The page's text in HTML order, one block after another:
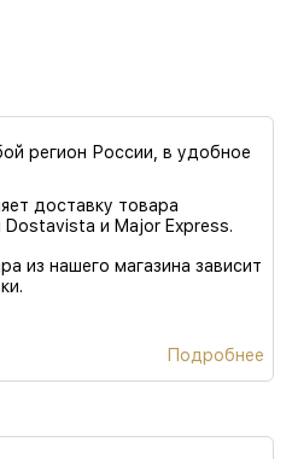
регион России, в удобное
доставку товара
и Major Express.
из нашего магазина зависит
Подробнее